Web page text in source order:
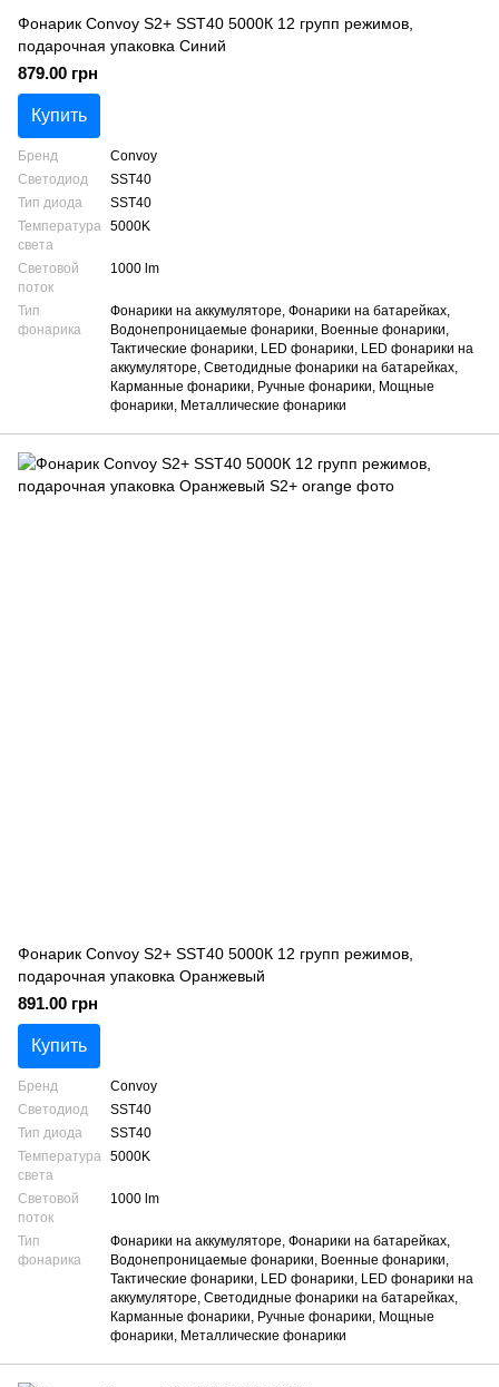
Фонарик Convoy S2+ SST40 5000К 12 групп режимов,
подарочная упаковка Синий
879.00 грн
Купить
Бренд
Convoy
Светодиод
SST40
Тип диода
SST40
Температура
света
5000K
Световой
поток
1000 lm
Тип
фонарика
Фонарики на аккумуляторе, Фонарики на батарейках,
Водонепроницаемые фонарики, Военные фонарики,
Тактические фонарики, LED фонарики, LED фонарики на
аккумуляторе, Светодидные фонарики на батарейках,
Карманные фонарики, Ручные фонарики, Мощные
фонарики, Металлические фонарики
Фонарик Convoy S2+ SST40 5000К 12 групп режимов,
подарочная упаковка Оранжевый
891.00 грн
Купить
Бренд
Convoy
Светодиод
SST40
Тип диода
SST40
Температура
света
5000K
Световой
поток
1000 lm
Тип
фонарика
Фонарики на аккумуляторе, Фонарики на батарейках,
Водонепроницаемые фонарики, Военные фонарики,
Тактические фонарики, LED фонарики, LED фонарики на
аккумуляторе, Светодидные фонарики на батарейках,
Карманные фонарики, Ручные фонарики, Мощные
фонарики, Металлические фонарики